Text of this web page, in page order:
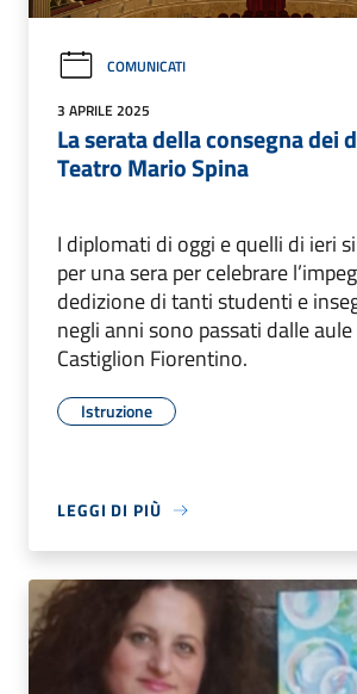
COMUNICATI
3 APRILE 2025
La serata della consegna dei
Teatro Mario Spina
I diplomati di oggi e quelli di ieri
per una sera per celebrare
dedizione di tanti studenti e
negli anni sono passati dalle
Castiglion Fiorentino.
Istruzione
LEGGI DI PIÙ